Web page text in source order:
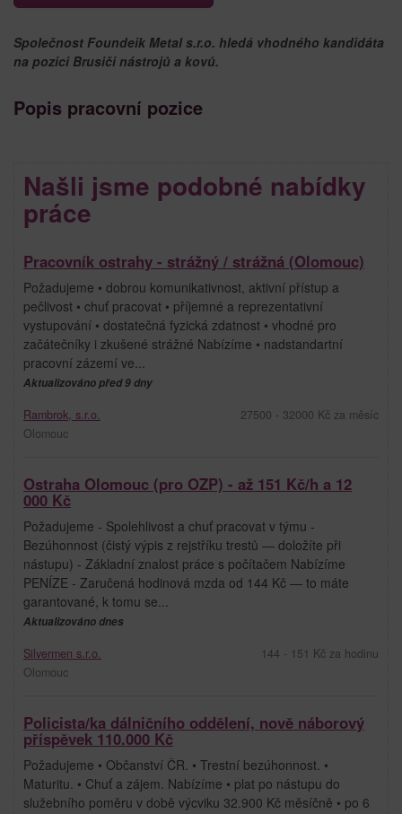
Společnost Foundeik Metal s.r.o. hledá vhodného kandidáta
na pozici Brusiči nástrojů a kovů.
Popis pracovní pozice
Našli jsme podobné nabídky
práce
Pracovník ostrahy - strážný / strážná (Olomouc)
Požadujeme • dobrou komunikativnost, aktivní přístup a
pečlivost • chuť pracovat • příjemné a reprezentativní
vystupování • dostatečná fyzická zdatnost • vhodné pro
začátečníky i zkušené strážné Nabízíme • nadstandartní
pracovní zázemí ve...
Aktualizováno před 9 dny
Rambrok, s.r.o.
Olomouc
27500 - 32000 Kč za měsíc
Ostraha Olomouc (pro OZP) - až 151 Kč/h a 12
000 Kč
Požadujeme - Spolehlivost a chuť pracovat v týmu -
Bezúhonnost (čistý výpis z rejstříku trestů — doložíte při
nástupu) - Základní znalost práce s počítačem Nabízíme
PENÍZE - Zaručená hodinová mzda od 144 Kč — to máte
garantované, k tomu se...
Aktualizováno dnes
Silvermen s.r.o.
Olomouc
144 - 151 Kč za hodinu
Policista/ka dálničního oddělení, nově náborový
příspěvek 110.000 Kč
Požadujeme • Občanství ČR. • Trestní bezúhonnost. •
Maturitu. • Chuť a zájem. Nabízíme • plat po nástupu do
služebního poměru v době výcviku 32.900 Kč měsíčně • po 6